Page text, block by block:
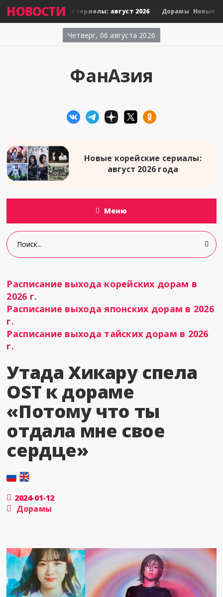
НОВОСТИ
Новые тайские сериалы: август 2026 Дорамы Новые
Четверг, 06 августа 2026
ФанАзия
Новые корейские сериалы:
август 2026 года
Меню
Расписание выхода корейских дорам в
2026 г.
Расписание выхода японских дорам в 2026
г.
Расписание выхода тайских дорам в 2026
г.
Утада Хикару спела
OST к дораме
«Потому что ты
отдала мне свое
сердце»
2024-01-12
Дорамы